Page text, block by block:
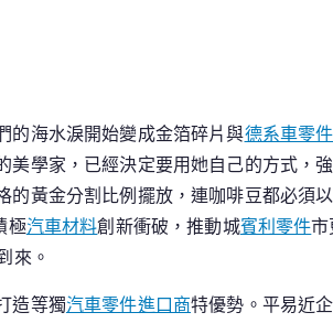
的海水淚開始變成金箔碎片與德系車零件
學家，已經決定要用她自己的方式，
的黃金分割比例擺放，連咖啡豆都必須
極汽車材料創新衝破，推動城賓利零件市
來。
造等獨汽車零件進口商特優勢。平易近